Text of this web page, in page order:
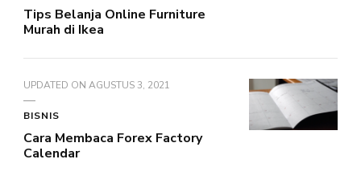
Tips Belanja Online Furniture
Murah di Ikea
UPDATED ON AGUSTUS 3, 2021
BISNIS
Cara Membaca Forex Factory
Calendar